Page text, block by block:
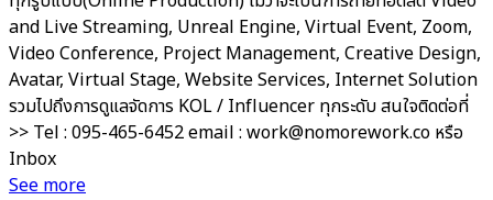
and Live Streaming, Unreal Engine, Virtual Event, Zoom,
Video Conference, Project Management, Creative Design,
Avatar, Virtual Stage, Website Services, Internet Solution
รวมไปถึงการดูแลจัดการ KOL / Influencer ทุกระดับ สนใจติดต่อที่
>> Tel : 095-465-6452 email : work@nomorework.co หรือ
Inbox
See more